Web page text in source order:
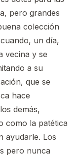
pero grandes
colección
un día,
vecina y se
a su
que se
hace
demás,
como la patética
ayudarle. Los
pero nunca